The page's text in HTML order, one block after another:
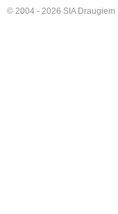
© 2004 - 2026 SIA Draugiem